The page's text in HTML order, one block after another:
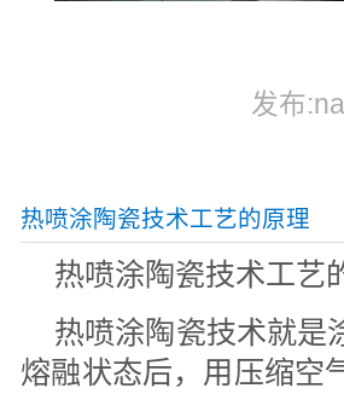
发布
热喷涂陶瓷技术工艺的原理
热喷涂陶瓷技术工艺
热喷涂陶瓷技术就是
熔融状态后，用压缩空